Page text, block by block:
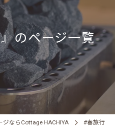
のページ一覧
ジならCottage HACHIYA #春旅行